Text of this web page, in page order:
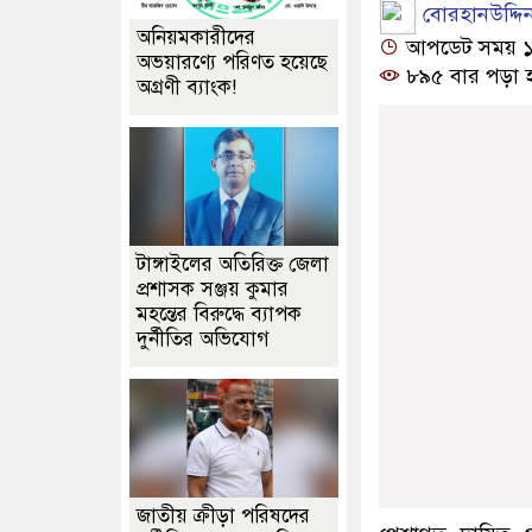
আপডেট সময়
৮৯৫ বার পড়া
অনিয়মকারীদের
অভয়ারণ্যে পরিণত হয়েছে
অগ্রণী ব্যাংক!
টাঙ্গাইলের অতিরিক্ত জেলা
প্রশাসক সঞ্জয় কুমার
মহন্তের বিরুদ্ধে ব্যাপক
দুর্নীতির অভিযোগ
জাতীয় ক্রীড়া পরিষদের